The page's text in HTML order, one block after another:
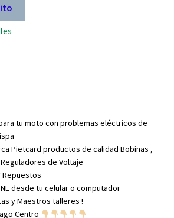
es:
tu moto con problemas eléctricos de
Pietcard productos de calidad Bobinas ,
de Voltaje
Repuestos
desde tu celular o computador
y Maestros talleres !
Centro